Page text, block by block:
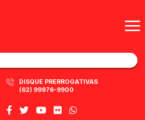
DISQUE PRERROGATIVAS
(62) 99976-9900